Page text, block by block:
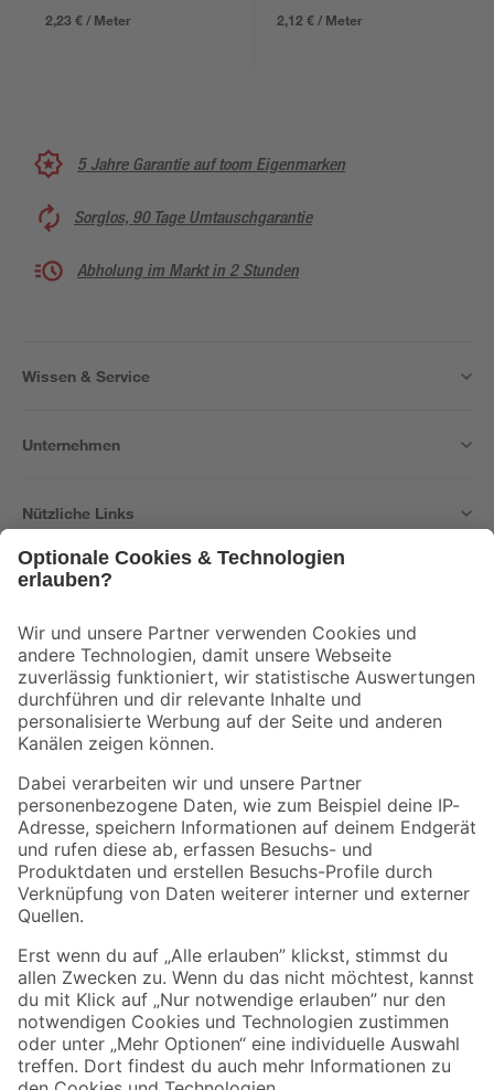
2,23 € / Meter 2,12 € / Meter
5 Jahre Garantie auf toom Eigenmarken
Sorglos, 90 Tage Umtauschgarantie
Abholung im Markt in 2 Stunden
Wissen & Service
Unternehmen
Nützliche Links
Der toom Newsletter: Keine Angebote und Aktionen mehr verpassen!
Zur Newsletter Anmeldung
Folge uns
Zahlungsarten Versandarten
Sicher einkaufen
Jetzt die toom-App herunterladen